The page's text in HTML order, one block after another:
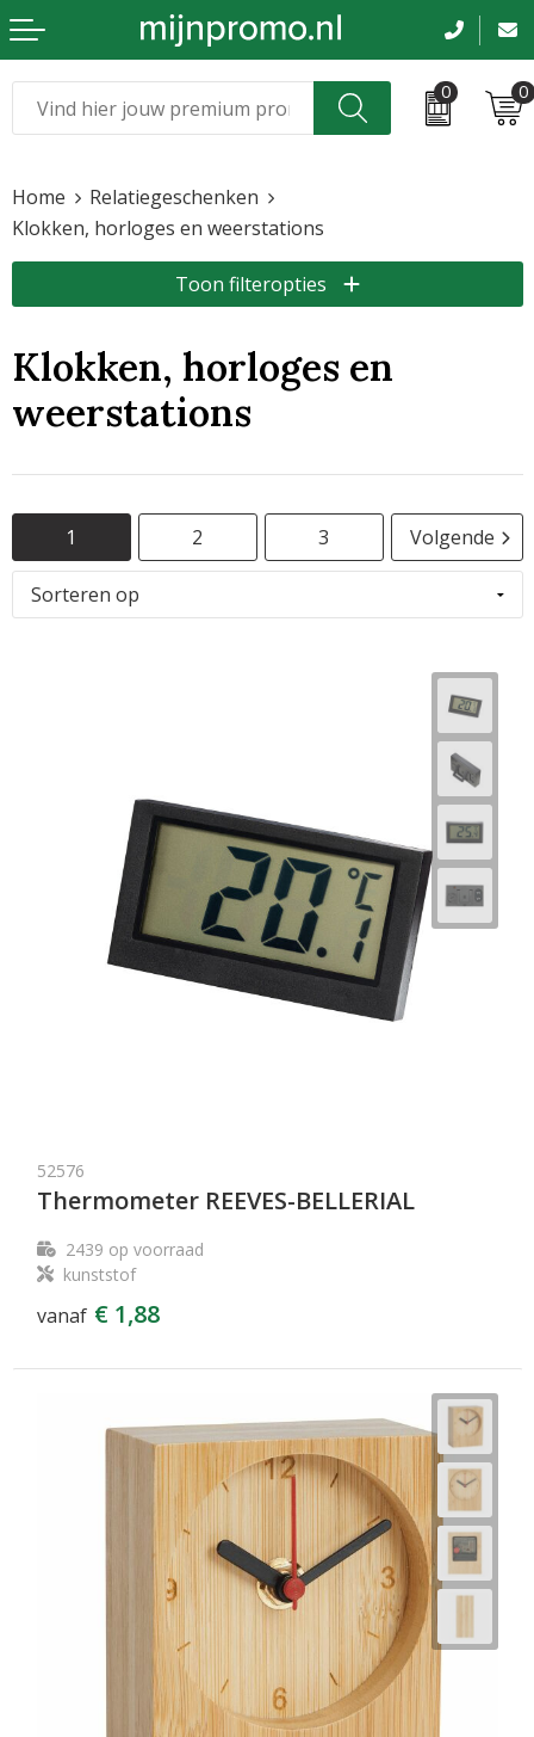
0 0
Kleding & caps
Sportkleding
Tassen en reizen
Horeca
Sinterklaas
Voetbal, EK en WK
Home
Relatiegeschenken
Klokken, horloges en weerstations
Toon filteropties
Klokken, horloges en
weerstations
1 2 3 Volgende
52576
Thermometer REEVES-BELLERIAL
2439 op voorraad
kunststof
vanaf € 1,88